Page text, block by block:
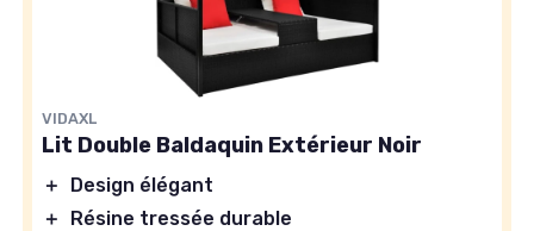
VIDAXL
Lit Double Baldaquin Extérieur Noir
＋
Design élégant
＋
Résine tressée durable